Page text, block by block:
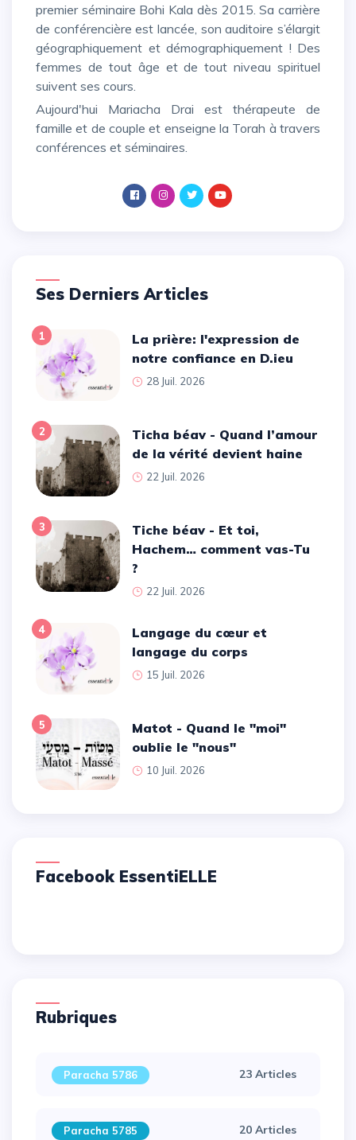
premier séminaire Bohi Kala dès 2015. Sa carrière
de conférencière est lancée, son auditoire s’élargit
géographiquement et démographiquement ! Des
femmes de tout âge et de tout niveau spirituel
suivent ses cours.
Aujourd'hui Mariacha Drai est thérapeute de
famille et de couple et enseigne la Torah à travers
conférences et séminaires.
Ses Derniers Articles
1
La prière: l'expression de
notre confiance en D.ieu
28 Juil. 2026
2
Ticha béav - Quand l’amour
de la vérité devient haine
22 Juil. 2026
3
Tiche béav - Et toi,
Hachem… comment vas-Tu
?
22 Juil. 2026
4
Langage du cœur et
langage du corps
15 Juil. 2026
5
Matot - Quand le ''moi''
oublie le ''nous''
10 Juil. 2026
Facebook EssentiELLE
Rubriques
Paracha 5786 23 Articles
Paracha 5785 20 Articles